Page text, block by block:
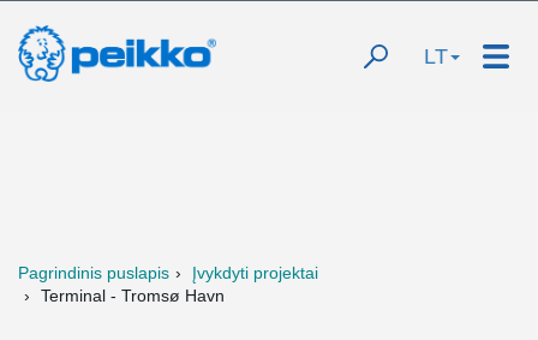
LT
Pagrindinis puslapis
Įvykdyti projektai
Terminal - Tromsø Havn